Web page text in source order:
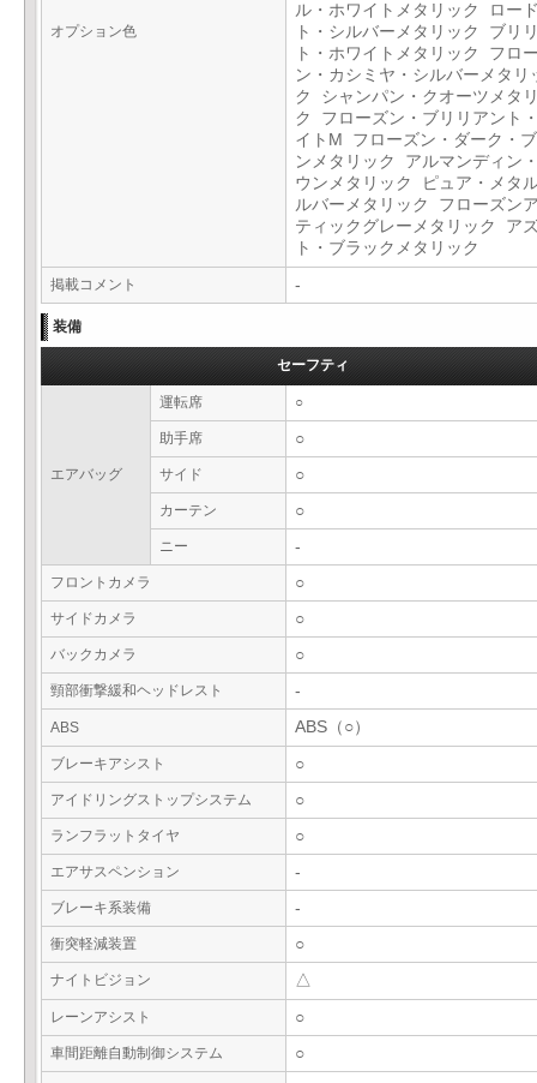
オプション色
ル・ホワイトメタリック ロー
ト・シルバーメタリック ブリ
ト・ホワイトメタリック フロ
ン・カシミヤ・シルバーメタリ
ク シャンパン・クオーツメタ
ク フローズン・ブリリアント
イトM フローズン・ダーク・
ンメタリック アルマンディン
ウンメタリック ピュア・メタ
ルバーメタリック フローズン
ティックグレーメタリック ア
ト・ブラックメタリック
掲載コメント -
装備
セーフティ
エアバッグ
運転席 ○
助手席 ○
サイド ○
カーテン ○
ニー -
フロントカメラ ○
サイドカメラ ○
バックカメラ ○
頸部衝撃緩和ヘッドレスト -
ABS ABS（○）
ブレーキアシスト ○
アイドリングストップシステム ○
ランフラットタイヤ ○
エアサスペンション -
ブレーキ系装備 -
衝突軽減装置 ○
ナイトビジョン △
レーンアシスト ○
車間距離自動制御システム ○